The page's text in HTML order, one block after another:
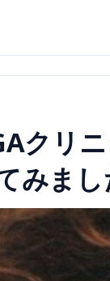
クリ
みまし